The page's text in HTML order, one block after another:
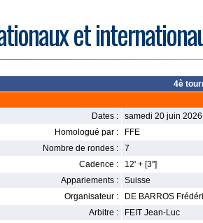
et
4è
Dates :
samedi 20 juin
Homologué par :
FFE
Nombre de rondes :
7
Cadence :
12' + [3'']
Appariements :
Suisse
Organisateur :
DE BARROS
Arbitre :
FEIT Jean-Luc